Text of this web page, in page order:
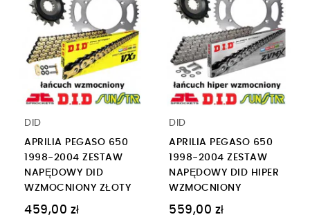
DID
APRILIA PEGASO 650
1998-2004 ZESTAW
NAPĘDOWY DID
WZMOCNIONY ZŁOTY
459,00 zł
DID
APRILIA PEGASO 650
1998-2004 ZESTAW
NAPĘDOWY DID HIPER
WZMOCNIONY
559,00 zł